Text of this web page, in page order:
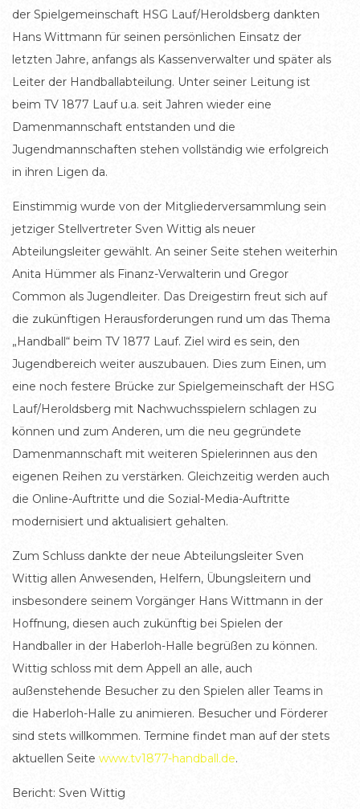
der Spielgemeinschaft HSG Lauf/Heroldsberg dankten
Hans Wittmann für seinen persönlichen Einsatz der
letzten Jahre, anfangs als Kassenverwalter und später als
Leiter der Handballabteilung. Unter seiner Leitung ist
beim TV 1877 Lauf u.a. seit Jahren wieder eine
Damenmannschaft entstanden und die
Jugendmannschaften stehen vollständig wie erfolgreich
in ihren Ligen da.
Einstimmig wurde von der Mitgliederversammlung sein
jetziger Stellvertreter Sven Wittig als neuer
Abteilungsleiter gewählt. An seiner Seite stehen weiterhin
Anita Hümmer als Finanz-Verwalterin und Gregor
Common als Jugendleiter. Das Dreigestirn freut sich auf
die zukünftigen Herausforderungen rund um das Thema
„Handball“ beim TV 1877 Lauf. Ziel wird es sein, den
Jugendbereich weiter auszubauen. Dies zum Einen, um
eine noch festere Brücke zur Spielgemeinschaft der HSG
Lauf/Heroldsberg mit Nachwuchsspielern schlagen zu
können und zum Anderen, um die neu gegründete
Damenmannschaft mit weiteren Spielerinnen aus den
eigenen Reihen zu verstärken. Gleichzeitig werden auch
die Online-Auftritte und die Sozial-Media-Auftritte
modernisiert und aktualisiert gehalten.
Zum Schluss dankte der neue Abteilungsleiter Sven
Wittig allen Anwesenden, Helfern, Übungsleitern und
insbesondere seinem Vorgänger Hans Wittmann in der
Hoffnung, diesen auch zukünftig bei Spielen der
Handballer in der Haberloh-Halle begrüßen zu können.
Wittig schloss mit dem Appell an alle, auch
außenstehende Besucher zu den Spielen aller Teams in
die Haberloh-Halle zu animieren. Besucher und Förderer
sind stets willkommen. Termine findet man auf der stets
aktuellen Seite www.tv1877-handball.de.
Bericht: Sven Wittig